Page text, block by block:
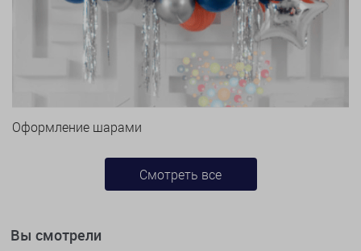
Оформление шарами
Смотреть все
Вы смотрели